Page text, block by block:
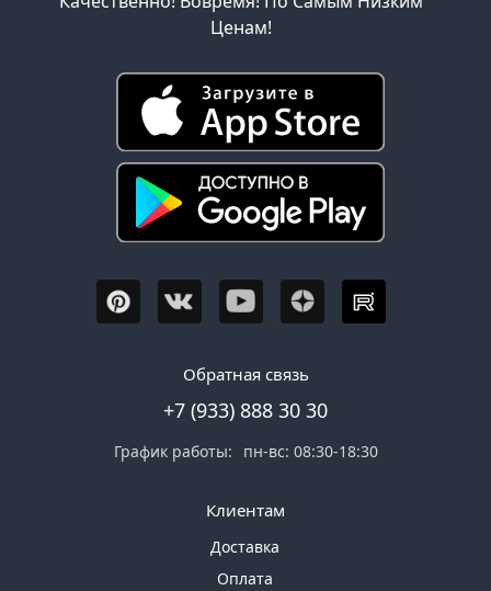
Ценам!
Обратная связь
+7 (933) 888 30 30
График работы: пн-вс: 08:30-18:30
Клиентам
Доставка
Оплата